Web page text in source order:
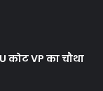
कोट VP का चौथा